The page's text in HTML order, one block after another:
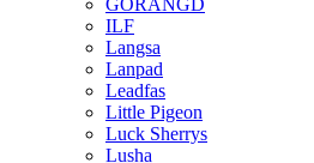
GORANGD
ILF
Langsa
Lanpad
Leadfas
Little Pigeon
Luck Sherrys
Lusha